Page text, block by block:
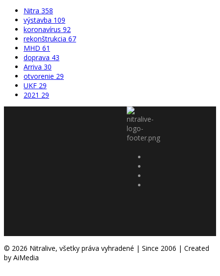
Nitra 358
výstavba 109
koronavírus 92
rekonštrukcia 67
MHD 61
doprava 43
Arriva 30
otvorenie 29
UKF 29
2021 29
© 2026 Nitralive, všetky práva vyhradené | Since 2006 | Created
by AiMedia